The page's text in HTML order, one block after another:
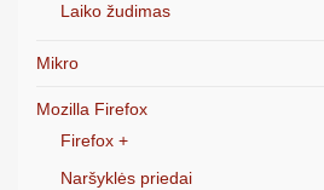
Laiko žudimas
Mikro
Mozilla Firefox
Firefox +
Naršyklės priedai